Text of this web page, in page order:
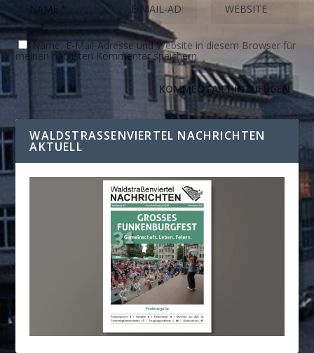
Name, E-Mail-Adresse und Website in diesem Browser für
meinen nächsten Kommentar speichern.
WALDSTRASSENVIERTEL NACHRICHTEN A
KTUELL